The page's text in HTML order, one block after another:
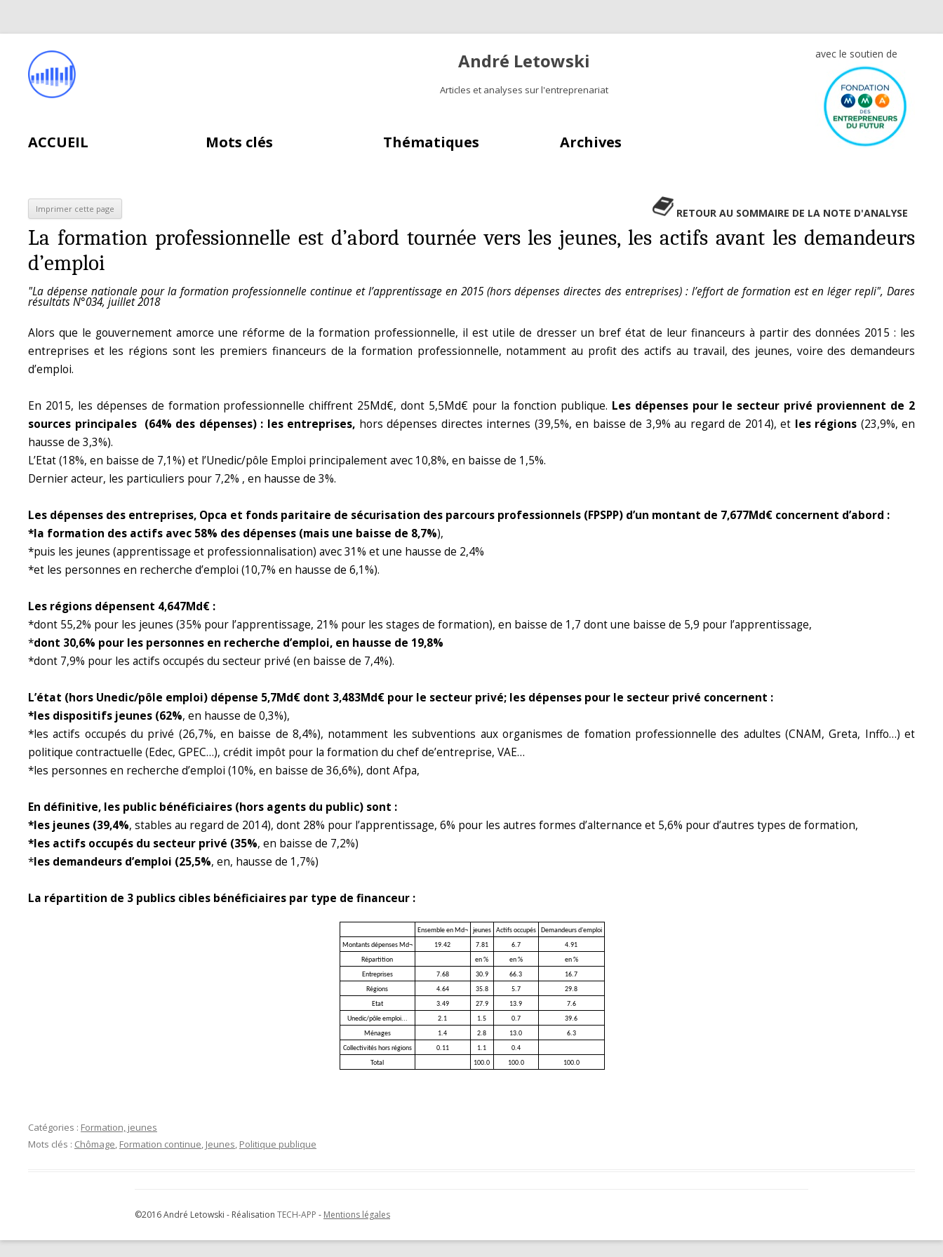
André Letowski
Articles et analyses sur l'entreprenariat
avec le soutien de
ACCUEIL Mots clés Thématiques Archives
RETOUR AU SOMMAIRE DE LA NOTE D'ANALYSE
La formation professionnelle est d’abord tournée vers les jeunes, les actifs avant les demandeurs
d’emploi
"La dépense nationale pour la formation professionnelle continue et l’apprentissage en 2015 (hors dépenses directes des entreprises) : l’effort de formation est en léger repli", Dares
résultats N°034, juillet 2018
Alors que le gouvernement amorce une réforme de la formation professionnelle, il est utile de dresser un bref état de leur financeurs à partir des données 2015 : les
entreprises et les régions sont les premiers financeurs de la formation professionnelle, notamment au profit des actifs au travail, des jeunes, voire des demandeurs
d’emploi.
En 2015, les dépenses de formation professionnelle chiffrent 25Md€, dont 5,5Md€ pour la fonction publique. Les dépenses pour le secteur privé proviennent de 2
sources principales (64% des dépenses) : les entreprises, hors dépenses directes internes (39,5%, en baisse de 3,9% au regard de 2014), et les régions (23,9%, en
hausse de 3,3%).
L’Etat (18%, en baisse de 7,1%) et l’Unedic/pôle Emploi principalement avec 10,8%, en baisse de 1,5%.
Dernier acteur, les particuliers pour 7,2% , en hausse de 3%.
Les dépenses des entreprises, Opca et fonds paritaire de sécurisation des parcours professionnels (FPSPP) d’un montant de 7,677Md€ concernent d’abord :
*la formation des actifs avec 58% des dépenses (mais une baisse de 8,7%),
*puis les jeunes (apprentissage et professionnalisation) avec 31% et une hausse de 2,4%
*et les personnes en recherche d’emploi (10,7% en hausse de 6,1%).
Les régions dépensent 4,647Md€ :
*dont 55,2% pour les jeunes (35% pour l’apprentissage, 21% pour les stages de formation), en baisse de 1,7 dont une baisse de 5,9 pour l’apprentissage,
*dont 30,6% pour les personnes en recherche d’emploi, en hausse de 19,8%
*dont 7,9% pour les actifs occupés du secteur privé (en baisse de 7,4%).
L’état (hors Unedic/pôle emploi) dépense 5,7Md€ dont 3,483Md€ pour le secteur privé; les dépenses pour le secteur privé concernent :
*les dispositifs jeunes (62%, en hausse de 0,3%),
*les actifs occupés du privé (26,7%, en baisse de 8,4%), notamment les subventions aux organismes de fomation professionnelle des adultes (CNAM, Greta, Inffo…) et
politique contractuelle (Edec, GPEC…), crédit impôt pour la formation du chef de’entreprise, VAE…
*les personnes en recherche d’emploi (10%, en baisse de 36,6%), dont Afpa,
En définitive, les public bénéficiaires (hors agents du public) sont :
*les jeunes (39,4%, stables au regard de 2014), dont 28% pour l’apprentissage, 6% pour les autres formes d’alternance et 5,6% pour d’autres types de formation,
*les actifs occupés du secteur privé (35%, en baisse de 7,2%)
*les demandeurs d’emploi (25,5%, en, hausse de 1,7%)
La répartition de 3 publics cibles bénéficiaires par type de financeur :
Ensemble en Md¬ jeunes Actifs occupés
Demandeurs d'emploi
Montants dépenses Md¬
19.42 7.81 6.7
4.91
Répartition
en % en %
en %
Entreprises
7.68 30.9 66.3
16.7
Régions
4.64 35.8 5.7
29.8
Etat
3.49 27.9 13.9
7.6
Unedic/pôle emploi...
2.1 1.5 0.7
39.6
Ménages
1.4 2.8 13.0
6.3
Collectivités hors régions
0.11 1.1
0.4
Total
100.0 100.0 100.0
Catégories : Formation, jeunes
Mots clés : Chômage, Formation continue, Jeunes, Politique publique
©2016 André Letowski - Réalisation TECH-APP - Mentions légales